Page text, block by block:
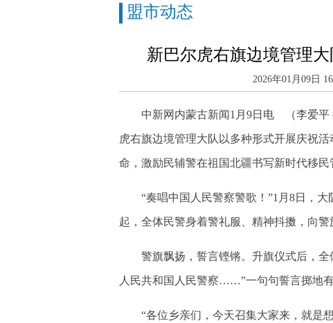
盟市动态
新巴尔虎右旗边境管理
2026年01月09日
中新网内蒙古新闻1月9日电 （李爱平
虎右旗边境管理大队以多种形式开展庆祝
命，激励民辅警在祖国北疆书写新时代移民
“奏唱中国人民警察警歌！”1月8日，大
起，全体民警身着警礼服、精神抖擞，向警
警旗飘扬，誓言铿锵。升旗仪式后，全
人民共和国人民警察……”一句句誓言掷地有
“各位乡亲们，今天召集大家来，就是想